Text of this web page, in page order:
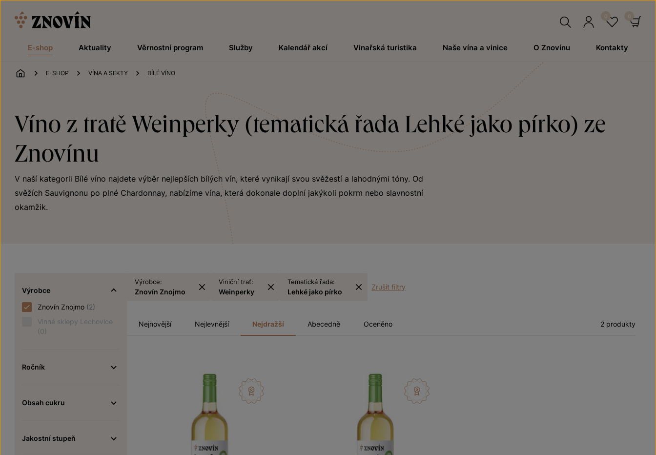
E-shop Aktuality Věrnostní program Služby Kalendář akcí Vinařská turistika Naše vína a vinice O Znovínu Kontakty
ÚVOD
E-SHOP VÍNA A SEKTY BÍLÉ VÍNO
Víno z tratě Weinperky (tematická řada Lehké jako pírko) ze
Znovínu
V naší kategorii Bílé víno najdete výběr nejlepších bílých vín, které vynikají svou svěžestí a lahodnými tóny. Od
svěžích Sauvignonu po plné Chardonnay, nabízíme vína, která dokonale doplní jakýkoli pokrm nebo slavnostní
okamžik.
Výrobce
Znovín Znojmo (2)
Vinné sklepy Lechovice
(0)
Ročník
Obsah cukru
Jakostní stupeň
Výrobce:
Znovín Znojmo
Viniční trať:
Weinperky
Tematická řada:
Lehké jako pírko
Zrušit filtry
Nejnovější Nejlevnější Nejdražší Abecedně Oceněno 2 produkty